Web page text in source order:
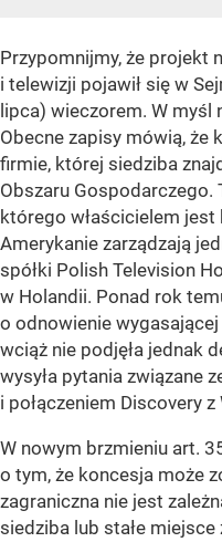
Przypomnijmy, że projekt
i telewizji pojawił się w
lipca) wieczorem. W
Obecne zapisy mówią, że
firmie, której siedziba
Obszaru Gospodarczego.
którego właścicielem jest
Amerykanie zarządzają
spółki Polish Television
w Holandii. Ponad rok
o odnowienie
wciąż nie podjęła jednak
wysyła pytania związane
i połączeniem Discovery
W nowym brzmieniu art.
o tym, że koncesja może
zagraniczna nie jest
siedziba lub stałe